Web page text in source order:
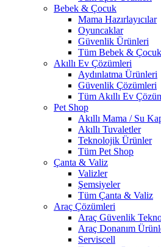
Bebek & Çocuk
Mama Hazırlayıcılar
Oyuncaklar
Güvenlik Ürünleri
Tüm Bebek & Çocuk
Akıllı Ev Çözümleri
Aydınlatma Ürünleri
Güvenlik Çözümleri
Tüm Akıllı Ev
Pet Shop
Akıllı Mama / Su
Akıllı Tuvaletler
Teknolojik Ürünler
Tüm Pet Shop
Çanta & Valiz
Valizler
Şemsiyeler
Tüm Çanta & Valiz
Araç Çözümleri
Araç Güvenlik
Araç Donanım
Serviscell